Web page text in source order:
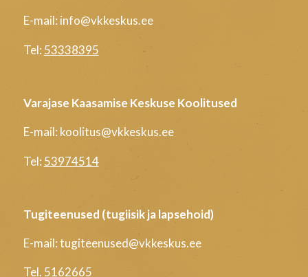
E-mail: info@vkkeskus.ee
Tel: 53338395
Varajase Kaasamise Keskuse Koolitused
E-mail: koolitus@vkkeskus.ee
Tel: 53974514
Tugiteenused (tugiisik ja lapsehoid)
E-mail: tugiteenused@vkkeskus.ee
Tel. 5162665